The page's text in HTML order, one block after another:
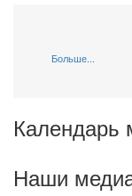
Больше...
Календарь
Наши